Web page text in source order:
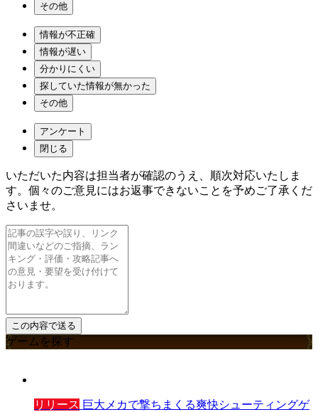
その他
情報が不正確
情報が遅い
分かりにくい
探していた情報が無かった
その他
アンケート
閉じる
いただいた内容は担当者が確認のうえ、順次対応いたしま
す。個々のご意見にはお返事できないことを予めご了承くだ
さいませ。
ゲームを探す
リリース 巨大メカで撃ちまくる爽快シューティングゲ